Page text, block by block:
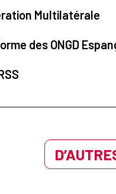
Multilatérale
des ONGD